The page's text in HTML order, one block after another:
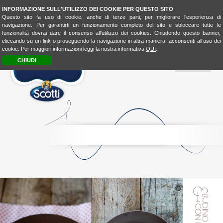
INFORMAZIONE SULL'UTILIZZO DEI COOKIE PER QUESTO SITO
Questo sito fa uso di cookie, anche di terze parti, per migliorare l'esperienza di
navigazione. Per garantirti un funzionamento completo del sito e sbloccare tutte le
funzionalità dovrai dare il consenso all'utilizzo dei cookies. Chiudendo questo banner,
cliccando su un link o proseguendo la navigazione in altra maniera, acconsenti all’uso dei
cookie. Per maggiori informazioni leggi la nostra informativaQUI
CHIUDI
4FASHION
RICE4KIDSBIO
EXPERIENCE
LACUCINAUNISCEIPOPOLI
ESHOP